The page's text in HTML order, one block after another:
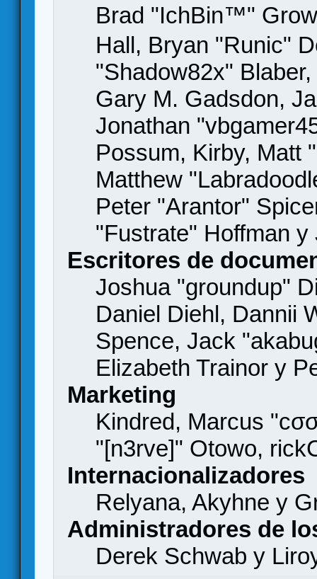
Brad "IchBin™"
Hall, Bryan "Runic"
"Shadow82x"
Gary M. Gadsdon,
Jonathan
Possum, Kirby, Matt
Matthew
Peter "Arantor"
"Fustrate" Hoffman
Escritores de
Joshua "groundup"
Daniel Diehl, Dannii
Spence, Jack
Elizabeth Trainor y
Marketing
Kindred, Marcus
"[n3rve]" Otowo,
Internacionalizadores
Relyana, Akyhne y
Administradores de
Derek Schwab y